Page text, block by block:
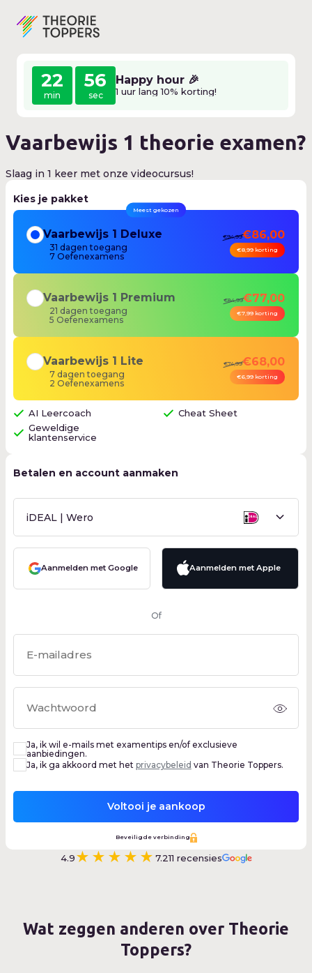
22
min
56
sec
Happy hour 🎉
1 uur lang 10% korting!
Vaarbewijs 1 theorie examen?
Slaag in 1 keer met onze videocursus!
Kies je pakket
Vaarbewijs 1 Deluxe
Meest gekozen
€94,99€86,00
31 dagen toegang
7 Oefenexamens
€8,99 korting
Vaarbewijs 1 Premium €84,99€77,00
21 dagen toegang
5 Oefenexamens
€7,99 korting
Vaarbewijs 1 Lite €74,99€68,00
7 dagen toegang
2 Oefenexamens
€6,99 korting
AI Leercoach
Cheat Sheet
Geweldige
klantenservice
Betalen en account aanmaken
iDEAL | Wero
Bancontact
Aanmelden met Google Aanmelden met Apple
Of
Ja, ik wil e-mails met examentips en/of exclusieve
aanbiedingen.
Ja, ik ga akkoord met het privacybeleid van Theorie Toppers.
Voltooi je aankoop
Beveiligde verbinding
4.9★★★★★ 7.211 recensies
Wat zeggen anderen over Theorie
Toppers?